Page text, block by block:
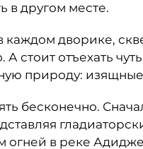
в другом месте.
каждом дворике,
А стоит отъехать
природу:
бесконечно.
огней в реке